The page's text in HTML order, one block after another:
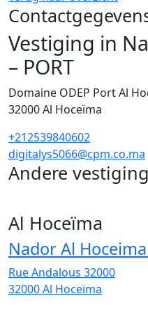
Vestiging in
– PORT
Domaine ODEP Port Al
32000Al Hoceïma
+212539840602
digitalys5066@cpm.co.ma
Andere
Al Hoceïma
Nador Al
Rue Andalous 32000
32000Al Hoceïma